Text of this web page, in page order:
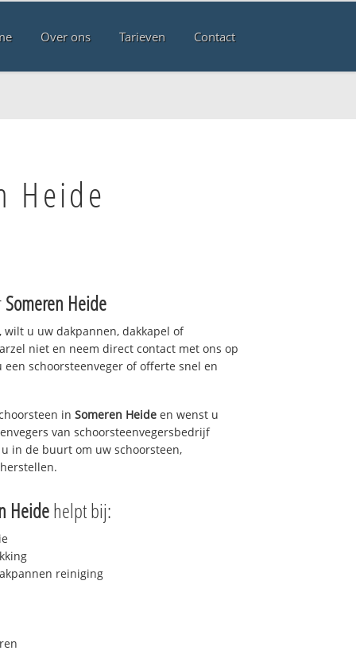
Over ons Tarieven Contact
Heide
Someren Heide
u uw dakpannen, dakkapel of
niet en neem direct contact met ons op
een schoorsteenveger of offerte snel en
in Someren Heide en wenst u
van schoorsteenvegersbedrijf
in de buurt om uw schoorsteen,
Heidehelpt bij:
reiniging